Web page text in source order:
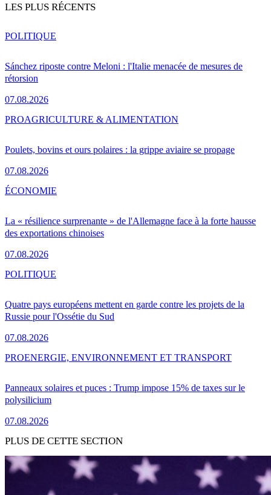
LES PLUS RÉCENTS
Sánchez riposte contre Meloni : l'Italie menacée de mesures de
rétorsion
07.08.2026
POLITIQUE
Poulets, bovins et ours polaires : la grippe aviaire se propage
07.08.2026
PROAGRICULTURE & ALIMENTATION
La « résilience surprenante » de l'Allemagne face à la forte hausse
des exportations chinoises
07.08.2026
ÉCONOMIE
Quatre pays européens mettent en garde contre les projets de la
Russie pour l'Ossétie du Sud
07.08.2026
POLITIQUE
Panneaux solaires et puces : Trump impose 15% de taxes sur le
polysilicium
07.08.2026
PROENERGIE, ENVIRONNEMENT ET TRANSPORT
PLUS DE CETTE SECTION